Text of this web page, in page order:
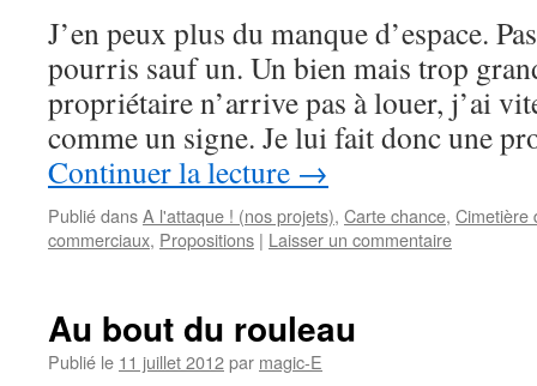
J’en peux plus du manque d’espace.
pourris sauf un. Un bien mais trop
propriétaire n’arrive pas à louer, j’ai
comme un signe. Je lui fait donc une
Continuer la lecture →
Publié dansA l'attaque ! (nos projets), Carte chance, Cimetière
commerciaux, Propositions | Laisser un commentaire
Au bout du rouleau
Publié le 11 juillet 2012par magic-E